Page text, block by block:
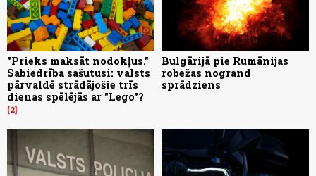
"Prieks maksāt nodokļus."
Sabiedrība sašutusi: valsts
pārvaldē strādājošie trīs
dienas spēlējās ar "Lego"?
2
Bulgārijā pie Rumānijas
robežas nogrand
sprādziens